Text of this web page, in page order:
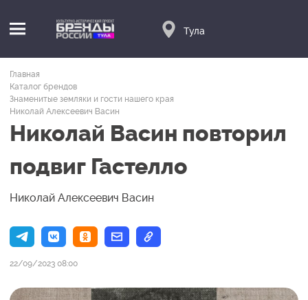
Тула
Главная
Каталог брендов
Знаменитые земляки и гости нашего края
Николай Алексеевич Васин
Николай Васин повторил
подвиг Гастелло
Николай Алексеевич Васин
22/09/2023 08:00